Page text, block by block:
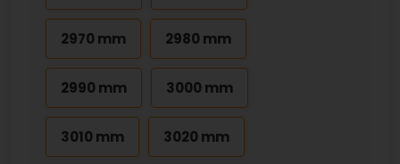
2970 mm 2980 mm
2990 mm 3000 mm
3010 mm 3020 mm